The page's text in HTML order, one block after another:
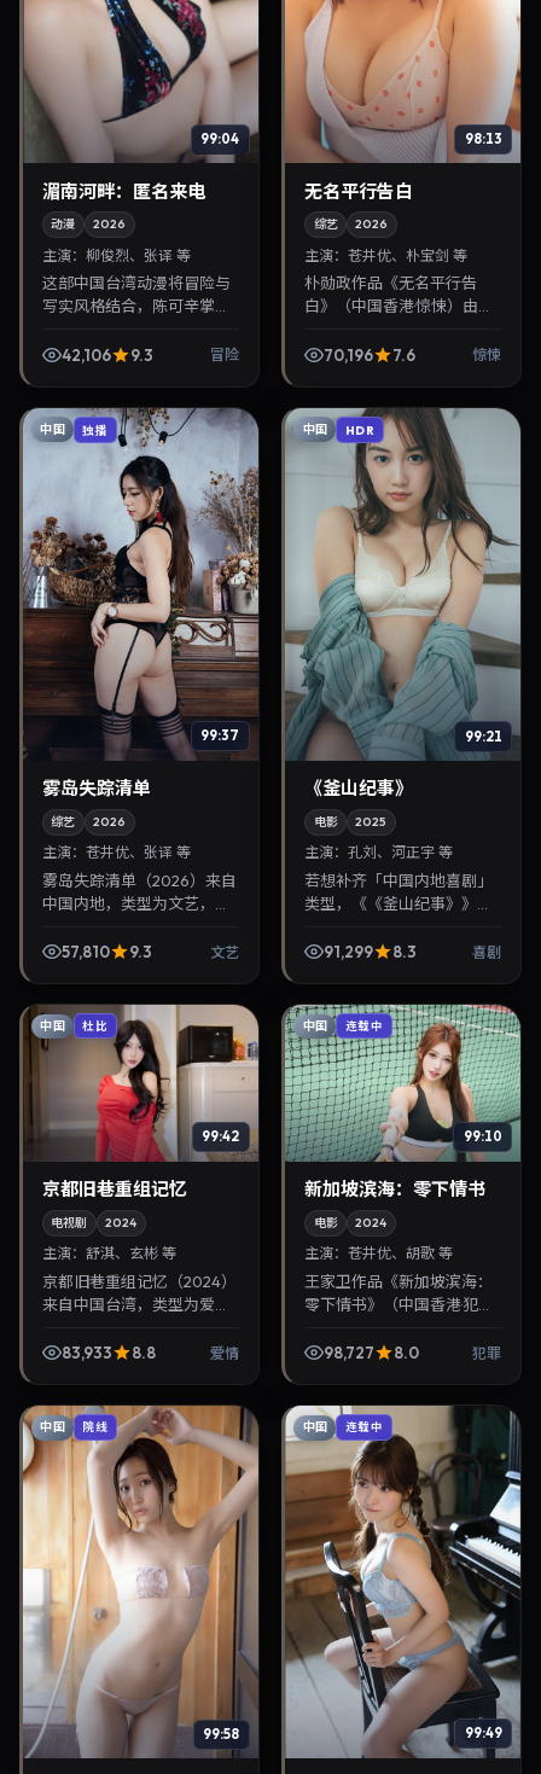
99:04
湄南河畔：匿名来电
动漫 2026
主演： 柳俊烈、张译 等
这部中国台湾动漫将冒险与
写实风格结合，陈可辛掌
角。2026年2月23日与观众
42,106 9.3 冒险
98:13
无名平行告白
综艺 2026
主演：苍井优、朴宝剑 等
朴勋政作品《无名平行告
白》（中国香港·惊悚）由苍
7月28日正式上映。影片叙
70,196 7.6 惊悚
中国 独播
99:37
雾岛失踪清单
综艺 2026
主演： 苍井优、张译 等
雾岛失踪清单（2026）来自
中国内地，类型为文艺，张
参与演出。2026年12月15日
57,810 9.3 文艺
中国 HDR
99:21
《釜山纪事》
电影 2025
主演：孔刘、河正宇 等
若想补齐「中国内地喜剧」
类型，《《釜山纪事》》值
刘、河正宇主演，2025年12
91,299 8.3 喜剧
中国 杜比
99:42
京都旧巷重组记忆
电视剧 2024
主演： 舒淇、玄彬 等
京都旧巷重组记忆（2024）
来自中国台湾，类型为爱
彬等参与演出。2024年11月
83,933 8.8 爱情
中国 连载中
99:10
新加坡滨海：零下情书
电影 2024
主演：苍井优、胡歌 等
王家卫作品《新加坡滨海：
零下情书》（中国香港·犯
2024年7月16日正式上映。
98,727 8.0 犯罪
中国 院线
99:58
中国 连载中
99:49